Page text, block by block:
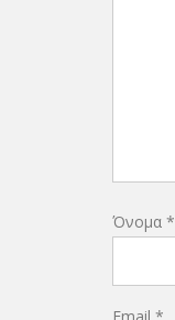
Όνομα *